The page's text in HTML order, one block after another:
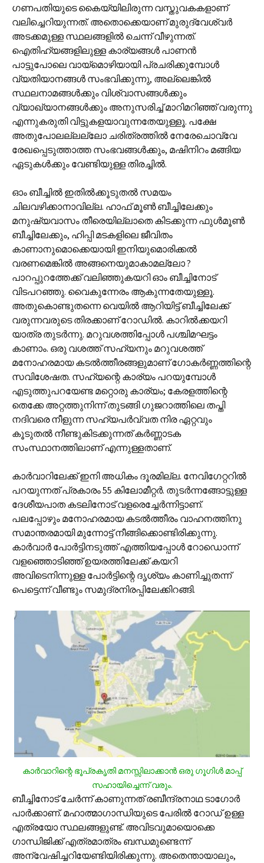
ഗണപതിയുടെ കൈയ്യിലിരുന്ന വസ്തുവകകളാണ്
വലിച്ചെറിയുന്നത്. അതൊക്കെയാണ് മുരുദ്വേശ്വര്‍
അടക്കമുള്ള സ്ഥലങ്ങളില്‍ ചെന്ന് വീഴുന്നത്.
ഐതിഹ്യങ്ങളിലുള്ള കാര്യങ്ങള്‍ പാണന്‍
പാട്ടുപോലെ വായ്മൊഴിയായി പ്രചരിക്കുമ്പോള്‍
വ്യതിയാനങ്ങള്‍ സംഭവിക്കുന്നു, അല്ലെങ്കില്‍
സ്ഥലനാമങ്ങള്‍ക്കും വിശ്വാസങ്ങള്‍ക്കും
വ്യാഖ്യാനങ്ങള്‍ക്കും അനുസരിച്ച് മാറിമറിഞ്ഞ് വരുന്നു
എന്നുകരുതി വിട്ടുകളയാവുന്നതേയുള്ളൂ. പക്ഷേ
അതുപോലല്ലല്ലോ ചരിത്രത്തില്‍ നേരേചൊവ്വേ
രേഖപ്പെടുത്താത്ത സംഭവങ്ങള്‍ക്കും, മഷിനിറം മങ്ങിയ
ഏടുകള്‍ക്കും വേണ്ടിയുള്ള തിരച്ചില്‍.
ഓം ബീച്ചില്‍ ഇതില്‍ക്കൂടുതല്‍ സമയം
ചിലവഴിക്കാനാവില്ല. ഹാഫ് മൂണ്‍ ബീച്ചിലേക്കും
മനുഷ്യവാസം തീരെയില്ലാതെ കിടക്കുന്ന ഫുള്‍മൂണ്‍
ബീച്ചിലേക്കും, ഹിപ്പി മടകളിലെ ജീവിതം
കാണാനുമൊക്കെയായി ഇനിയുമൊരിക്കല്‍
വരണമെങ്കില്‍ അങ്ങനെയുമാകാമല്ലോ ?
പാറപ്പുറത്തേക്ക് വലിഞ്ഞുകയറി ഓം ബീച്ചിനോട്
വിടപറഞ്ഞു. വൈകുന്നേരം ആകുന്നതേയുള്ളൂ.
അതുകൊണ്ടുതന്നെ വെയില്‍ ആറിയിട്ട് ബീച്ചിലേക്ക്
വരുന്നവരുടെ തിരക്കാണ് റോഡില്‍. കാറില്‍ക്കയറി
യാത്ര തുടര്‍ന്നു. മറുവശത്തിപ്പോള്‍ പശ്ചിമഘട്ടം
കാണാം. ഒരു വശത്ത് സഹ്യനും മറുവശത്ത്
മനോഹരമായ കടല്‍ത്തീരങ്ങളുമാണ് ഗോകര്‍ണ്ണത്തിന്റെ
സവിശേഷത. സഹ്യന്റെ കാര്യം പറയുമ്പോള്‍
എടുത്തുപറയേണ്ട മറ്റൊരു കാര്യം; കേരളത്തിന്റെ
തെക്കേ അറ്റത്തുനിന്ന് തുടങ്ങി ഗുജറാത്തിലെ തപ്തി
നദിവരെ നീളുന്ന സഹ്യപര്‍വ്വത നിര ഏറ്റവും
കൂടുതല്‍ നീണ്ടുകിടക്കുന്നത് കര്‍ണ്ണാടക
സംസ്ഥാനത്തിലാണ് എന്നുള്ളതാണ്.
കാര്‍വാറിലേക്ക് ഇനി അധികം ദൂരമില്ല. നേവിഗേറ്ററില്‍
പറയുന്നത് പ്രകാരം 55 കിലോമീറ്റര്‍. തുടര്‍ന്നങ്ങോട്ടുള്ള
ദേശീയപാത കടലിനോട് വളരെച്ചേര്‍ന്നിട്ടാണ്.
പലപ്പോഴും മനോഹരമായ കടല്‍ത്തീരം വാഹനത്തിനു
സമാന്തരമായി മുന്നോട്ട് നീങ്ങിക്കൊണ്ടിരിക്കുന്നു.
കാര്‍വാര്‍ പോര്‍ട്ടിനടുത്ത് എത്തിയപ്പോള്‍ റോഡൊന്ന്
വളഞ്ഞൊടിഞ്ഞ് ഉയരത്തിലേക്ക് കയറി
അവിടെനിന്നുള്ള പോര്‍ട്ടിന്റെ ദൃശ്യം കാണിച്ചുതന്ന്
പെട്ടെന്ന് വീണ്ടും സമുദ്രനിരപ്പിലേക്കിറങ്ങി.
കാര്‍വാറിന്റെ ഭൂപ്രകൃതി മനസ്സിലാക്കാന്‍ ഒരു ഗൂഗിള്‍ മാപ്പ്
സഹായിച്ചെന്ന് വരും.
ബീച്ചിനോട് ചേര്‍ന്ന് കാണുന്നത് രബീന്ദ്രനാഥ ടാഗോര്‍
പാര്‍ക്കാണ്. മഹാത്മാഗാന്ധിയുടെ പേരില്‍ റോഡ് ഉള്ള
എത്രയോ സ്ഥലങ്ങളുണ്ട്. അവിടവുമായൊക്കെ
ഗാന്ധിജിക്ക് എത്രമാത്രം ബന്ധമുണ്ടെന്ന്
അന്വേഷിച്ചറിയേണ്ടിയിരിക്കുന്നു. അതെന്തായാലും,